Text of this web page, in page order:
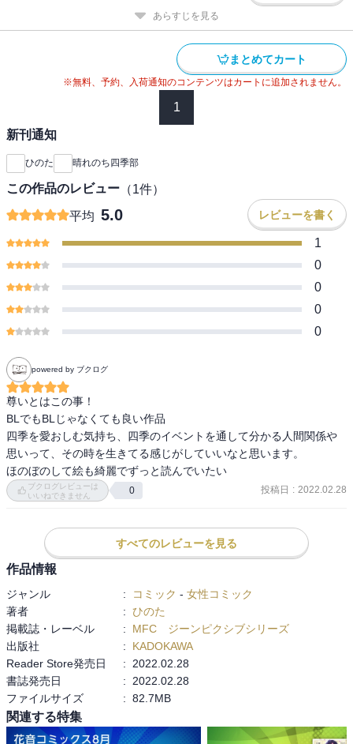
あらすじを見る
まとめてカート
※無料、予約、入荷通知のコンテンツはカートに追加されません。
1
新刊通知
ひのた 晴れのち四季部
この作品のレビュー （1件）
平均 5.0 レビューを書く
1
0
0
0
0
powered by ブクログ
尊いとはこの事！
BLでもBLじゃなくても良い作品
四季を愛おしむ気持ち、四季のイベントを通して分かる人間関係や
思いって、その時を生きてる感じがしていいなと思います。
ほのぼのして絵も綺麗でずっと読んでいたい
ブクログレビューは
いいねできません
0 投稿日 : 2022.02.28
すべてのレビューを見る
作品情報
ジャンル : コミック - 女性コミック
著者
: ひのた
掲載誌・レーベル
:
MFC ジーンピクシブシリーズ
出版社
:
KADOKAWA
Reader Store発売日
:
2022.02.28
書誌発売日
:
2022.02.28
ファイルサイズ
: 82.7MB
関連する特集